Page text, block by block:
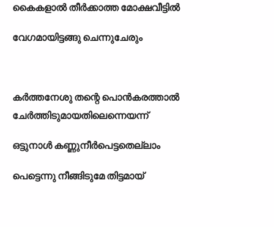
കൈകളാൽ തീർക്കാത്ത മോക്ഷവീട്ടിൽ
വേഗമായിട്ടങ്ങു ചെന്നുചേരും
കർത്തനേശു തന്റെ പൊൻകരത്താൽ
ചേർത്തിടുമായതിലെന്നെയന്ന്
ഒട്ടുനാൾ കണ്ണുനീർപെട്ടതെല്ലാം
പെട്ടെന്നു നീങ്ങിടുമേ തിട്ടമായ്